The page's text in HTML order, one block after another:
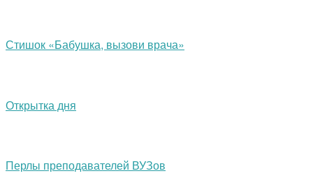
Стишок «Бабушка, вызови врача»
Открытка дня
Перлы преподавателей ВУЗов